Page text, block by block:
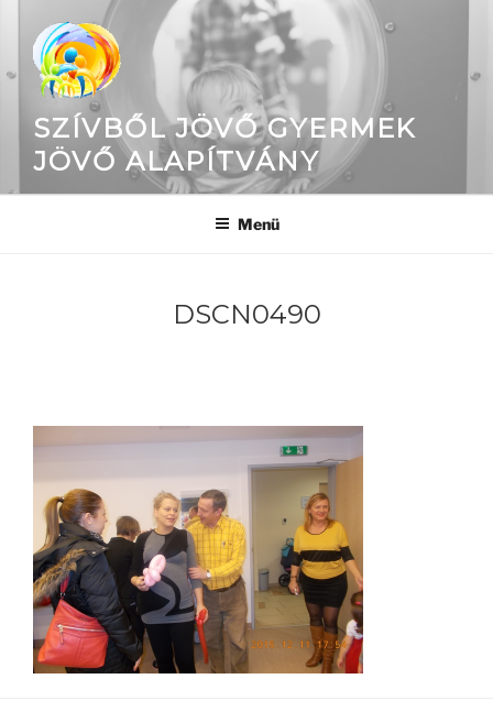
SZÍVBŐL JÖVŐ GYERMEK
JÖVŐ ALAPÍTVÁNY
Menü
DSCN0490